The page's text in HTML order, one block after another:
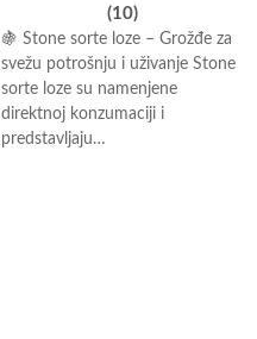
(10)
🍇 Stone sorte loze – Grožđe za
svežu potrošnju i uživanje Stone
sorte loze su namenjene
direktnoj konzumaciji i
predstavljaju…